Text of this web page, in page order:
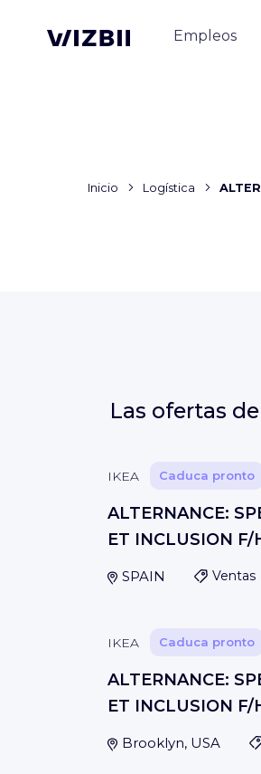
Empleos
Inicio Logística
Las ofertas de
IKEA Caduca pronto
ALTERNANCE:
ET INCLUSION F/
SPAIN Ventas
IKEA Caduca pronto
ALTERNANCE:
ET INCLUSION F/
Brooklyn, USA